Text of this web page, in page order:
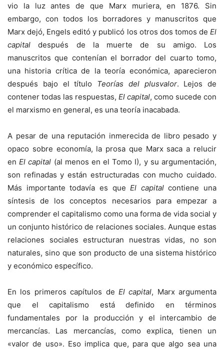
vio la luz antes de que Marx muriera, en 1876. Sin
embargo, con todos los borradores y manuscritos que
Marx dejó, Engels editó y publicó los otros dos tomos de El
capitaldespués de la muerte de su amigo. Los
manuscritos que contenían el borrador del cuarto tomo,
una historia crítica de la teoría económica, aparecieron
después bajo el título Teorías del plusvalor. Lejos de
contener todas las respuestas, El capital, como sucede con
el marxismo en general, es una teoría inacabada.
A pesar de una reputación inmerecida de libro pesado y
opaco sobre economía, la prosa que Marx saca a relucir
enEl capital (al menos en el Tomo I), y su argumentación,
son refinadas y están estructuradas con mucho cuidado.
Más importante todavía es queEl capitalcontiene una
síntesis de los conceptos necesarios para empezar a
comprender el capitalismo como una forma de vida social y
un conjunto histórico de relaciones sociales. Aunque estas
relaciones sociales estructuran nuestras vidas, no son
naturales, sino que son producto de una sistema histórico
y económico específico.
En los primeros capítulos de El capital, Marx argumenta
que el capitalismo está definido en términos
fundamentales por la producción y el intercambio de
mercancías. Las mercancías, como explica, tienen un
«valor de uso». Eso implica que, para que algo sea una